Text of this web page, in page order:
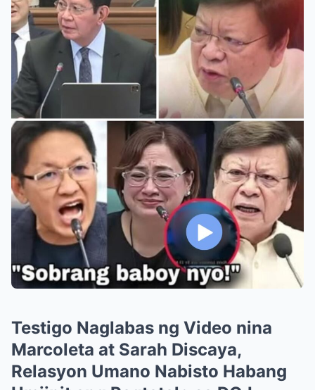
Testigo Naglabas ng Video nina
Marcoleta at Sarah Discaya,
Relasyon Umano Nabisto Habang